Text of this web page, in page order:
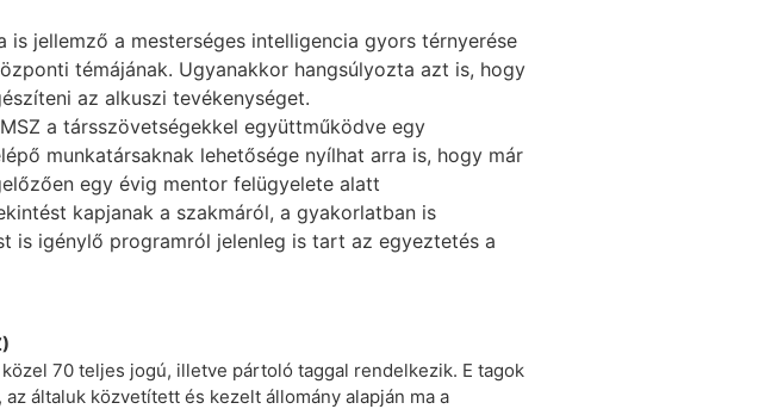
jellemző a mesterséges intelligencia gyors térnyerése
témájának. Ugyanakkor hangsúlyozta azt is, hogy
az alkuszi tevékenységet.
a társszövetségekkel együttműködve egy
munkatársaknak lehetősége nyílhat arra is, hogy már
egy évig mentor felügyelete alatt
kapjanak a szakmáról, a gyakorlatban is
is igénylő programról jelenleg is tart az egyeztetés a
70 teljes jogú, illetve pártoló taggal rendelkezik. E tagok
általuk közvetített és kezelt állomány alapján ma a